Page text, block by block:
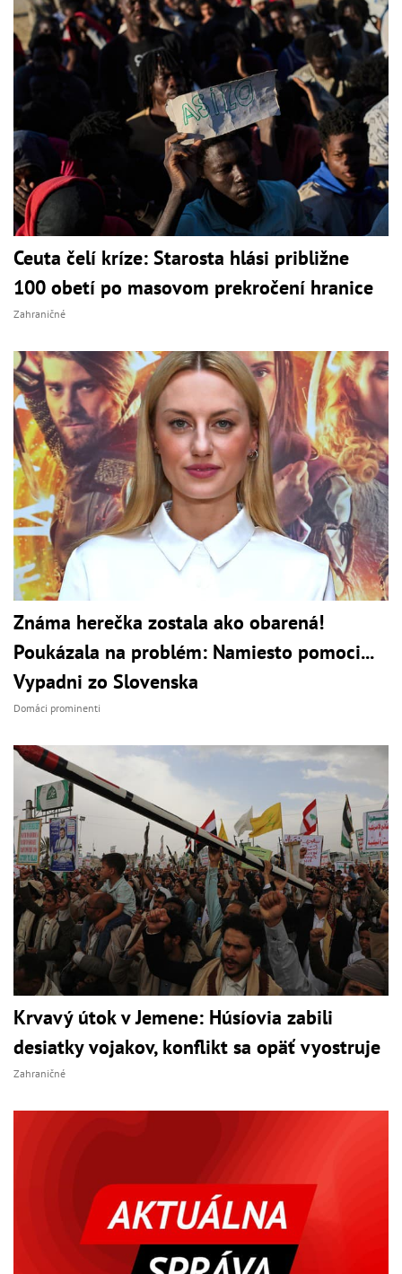
Ceuta čelí kríze: Starosta hlási približne
100 obetí po masovom prekročení hranice
Zahraničné
Známa herečka zostala ako obarená!
Poukázala na problém: Namiesto pomoci...
Vypadni zo Slovenska
Domáci prominenti
Krvavý útok v Jemene: Húsíovia zabili
desiatky vojakov, konflikt sa opäť vyostruje
Zahraničné